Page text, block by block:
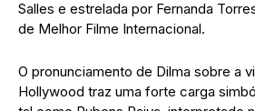
Salles e estrelada por Fernanda
de Melhor Filme Internacional.
O pronunciamento de Dilma sobre a
Hollywood traz uma forte carga